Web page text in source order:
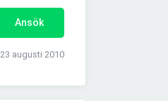
Ansök
23 augusti 2010